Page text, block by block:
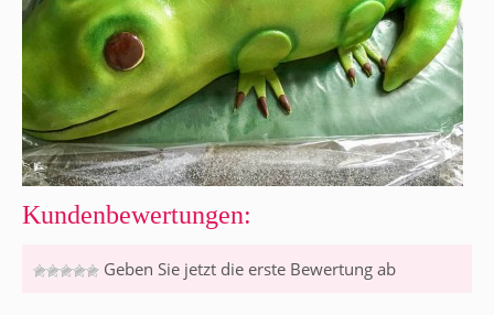
Kundenbewertungen:
Geben Sie jetzt die erste Bewertung ab